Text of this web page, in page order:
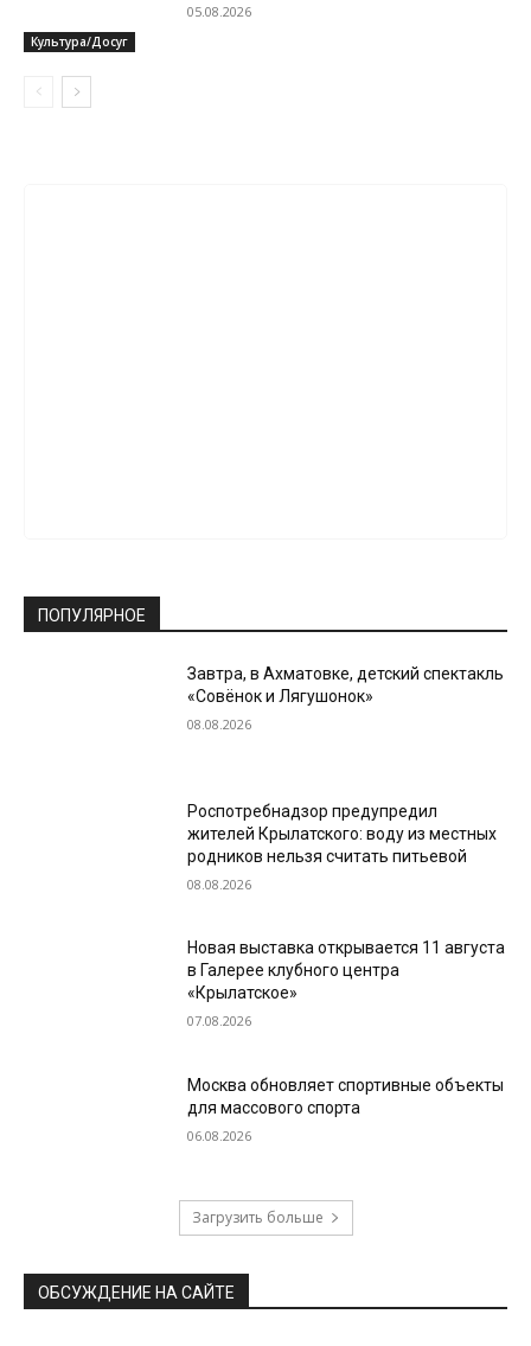
Культура/Досуг
05.08.2026
ПОПУЛЯРНОЕ
Завтра, в Ахматовке, детский спектакль
«Совёнок и Лягушонок»
08.08.2026
Роспотребнадзор предупредил
жителей Крылатского: воду из местных
родников нельзя считать питьевой
08.08.2026
Новая выставка открывается 11 августа
в Галерее клубного центра
«Крылатское»
07.08.2026
Москва обновляет спортивные объекты
для массового спорта
06.08.2026
Загрузить больше
ОБСУЖДЕНИЕ НА САЙТЕ